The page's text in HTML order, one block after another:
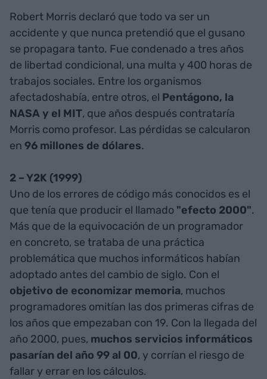
Robert Morris declaró que todo va ser un
accidente y que nunca pretendió que el gusano
se propagara tanto. Fue condenado a tres años
de libertad condicional, una multa y 400 horas de
trabajos sociales. Entre los organismos
afectadoshabía, entre otros, el Pentágono, la
NASA y el MIT, que años después contrataría
Morris como profesor. Las pérdidas se calcularon
en 96 millones de dólares.
2 – Y2K (1999)
Uno de los errores de código más conocidos es el
que tenía que producir el llamado "efecto 2000".
Más que de la equivocación de un programador
en concreto, se trataba de una práctica
problemática que muchos informáticos habían
adoptado antes del cambio de siglo. Con el
objetivo de economizar memoria, muchos
programadores omitían las dos primeras cifras de
los años que empezaban con 19. Con la llegada del
año 2000, pues, muchos servicios informáticos
pasarían del año 99 al 00, y corrían el riesgo de
fallar y errar en los cálculos.